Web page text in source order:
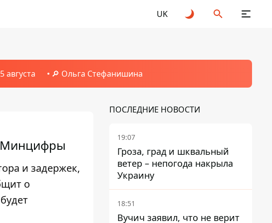
UK
августа 🔎 Ольга Стефанишина
Минцифры
и задержек,
о
ПОСЛЕДНИЕ НОВОСТИ
19:07
Гроза, град и шквальный
ветер – непогода накрыла
Украину
18:51
Вучич заявил, что не верит